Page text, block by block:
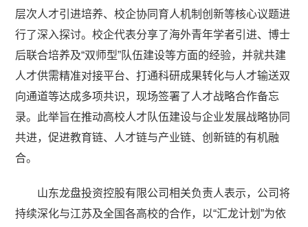
层次人才引进培养、校企协同育人机制创新等核心议题进
行了深入探讨。校企代表分享了海外青年学者引进、博士
后联合培养及“双师型”队伍建设等方面的经验，并就共建
人才供需精准对接平台、打通科研成果转化与人才输送双
向通道等达成多项共识，现场签署了人才战略合作备忘
录。此举旨在推动高校人才队伍建设与企业发展战略协同
共进，促进教育链、人才链与产业链、创新链的有机融
合。
山东龙盘投资控股有限公司相关负责人表示，公司将
持续深化与江苏及全国各高校的合作，以“汇龙计划”为依